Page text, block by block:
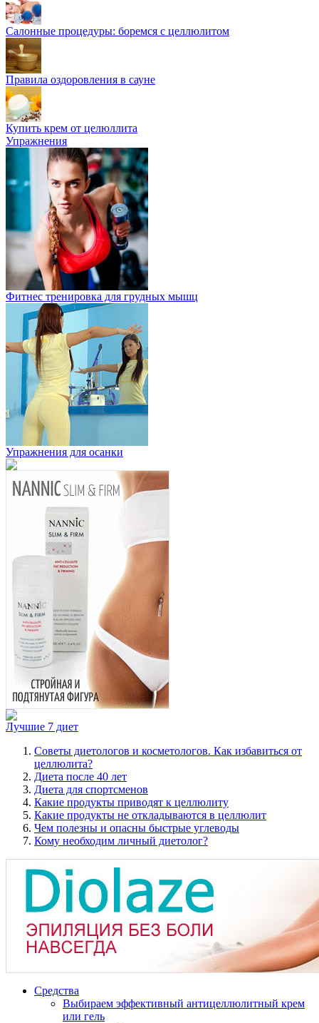
Салонные процедуры: боремся с целлюлитом
Правила оздоровления в сауне
Купить крем от целюллита
Упражнения
Фитнес тренировка для грудных мышц
Упражнения для осанки
Лучшие 7 диет
Советы диетологов и косметологов. Как избавиться от
целлюлита?
Диета после 40 лет
Диета для спортсменов
Какие продукты приводят к целлюлиту
Какие продукты не откладываются в целлюлит
Чем полезны и опасны быстрые углеводы
Кому необходим личный диетолог?
Средства
Выбираем эффективный антицеллюлитный крем
или гель